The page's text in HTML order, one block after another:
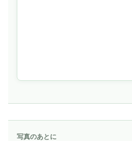
写真のあとに